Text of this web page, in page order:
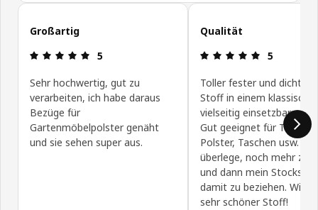
Kundenbewertungen überspringen
Großartig
Bewertung: 5 von 5 Sterne
5
Sehr hochwertig, gut zu
verarbeiten, ich habe daraus
Bezüge für
Gartenmöbelpolster genäht
und sie sehen super aus.
Qualität
5
Toller fester und
Stoff in einem
vielseitig einsetzbaren
Gut geeignet für
Polster, Taschen usw. Ich
überlege, noch mehr zu
und dann mein
damit zu beziehen.
sehr schöner Stoff!